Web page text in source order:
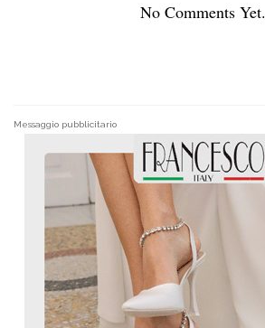
No Comments Yet.
Messaggio pubblicitario